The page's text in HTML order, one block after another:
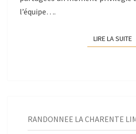
l’équipe….
LIRE LA SUITE
RANDONNEE LA CHARENTE